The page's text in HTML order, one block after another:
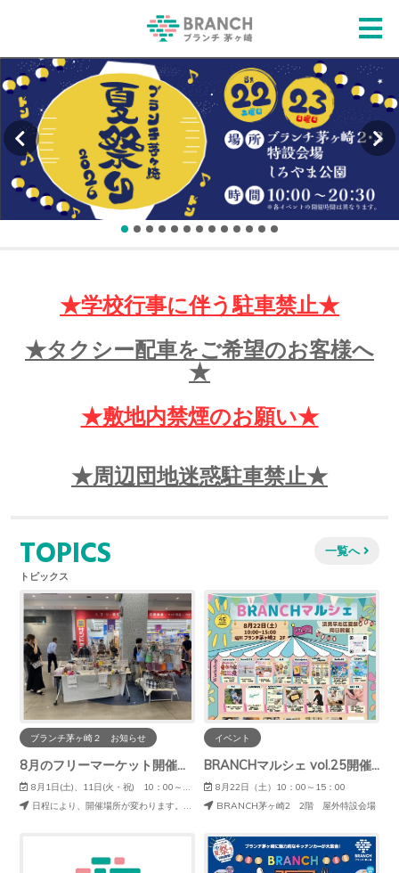
★学校行事に伴う駐車禁止★
★タクシー配車をご希望のお客様へ
★
★敷地内禁煙のお願い★
★周辺団地迷惑駐車禁止★
TOPICS
トピックス
一覧へ
ブランチ茅ヶ崎２ お知らせ
8月のフリーマーケット開催予定
8月1日(土)、11日(火・祝) 10：00～16：00頃
日程により、開催場所が変わります。ご注意ください。
イベント
BRANCHマルシェ vol.25開催のお知らせ♩
8月22日（土）10：00～15：00
BRANCH茅ヶ崎2 2階 屋外特設会場